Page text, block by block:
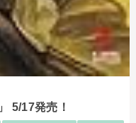
5/17発売！